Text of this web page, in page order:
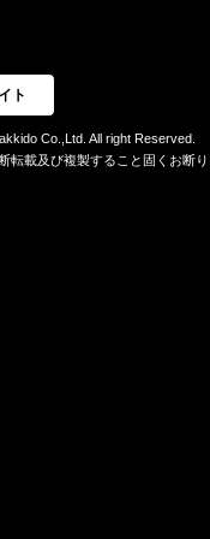
ト
Co.,Ltd. All right Reserved.
転載及び複製すること固くお断